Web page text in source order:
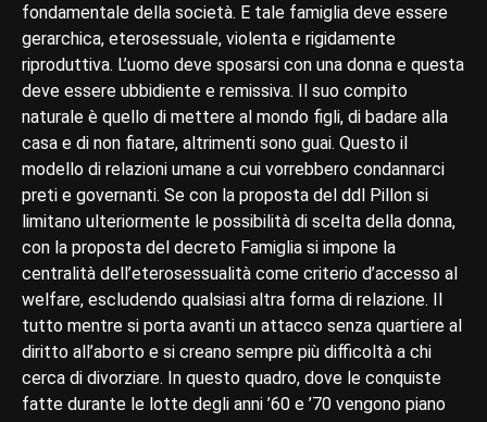
fondamentale della società. E tale famiglia deve essere
gerarchica, eterosessuale, violenta e rigidamente
riproduttiva. L’uomo deve sposarsi con una donna e questa
deve essere ubbidiente e remissiva. Il suo compito
naturale è quello di mettere al mondo figli, di badare alla
casa e di non fiatare, altrimenti sono guai. Questo il
modello di relazioni umane a cui vorrebbero condannarci
preti e governanti. Se con la proposta del ddl Pillon si
limitano ulteriormente le possibilità di scelta della donna,
con la proposta del decreto Famiglia si impone la
centralità dell’eterosessualità come criterio d’accesso al
welfare, escludendo qualsiasi altra forma di relazione. Il
tutto mentre si porta avanti un attacco senza quartiere al
diritto all’aborto e si creano sempre più difficoltà a chi
cerca di divorziare. In questo quadro, dove le conquiste
fatte durante le lotte degli anni ’60 e ’70 vengono piano